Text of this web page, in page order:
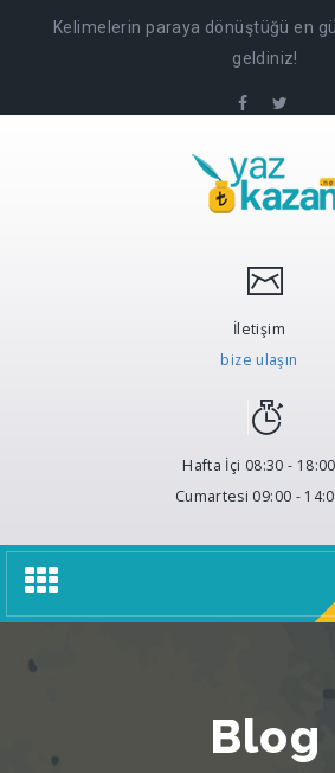
Kelimelerin paraya dönüştüğü en
geldiniz!
İletişim
bize ulaşın
Hafta İçi 08:30 - 18:00
Cumartesi 09:00 -
Navigasyon
Menü
Blog